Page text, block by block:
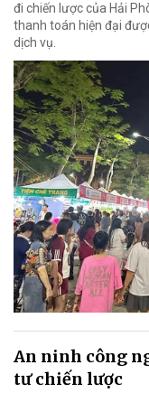
đi chiến lược của Hải
thanh toán hiện đại
dịch vụ.
An ninh công
tư chiến lược